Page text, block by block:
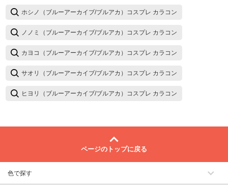
ホシノ（ブルーアーカイブ/ブルアカ）コスプレ カラコン
ノノミ（ブルーアーカイブ/ブルアカ）コスプレ カラコン
カヨコ（ブルーアーカイブ/ブルアカ）コスプレ カラコン
サオリ（ブルーアーカイブ/ブルアカ）コスプレ カラコン
ヒヨリ（ブルーアーカイブ/ブルアカ）コスプレ カラコン
ページのトップに戻る
色で探す